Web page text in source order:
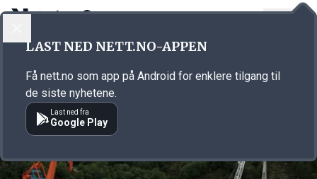
Annonsørinnhold
LAST NED NETT.NO-APPEN
Få nett.no som app på Android for enklere tilgang til
de siste nyhetene.
Last ned fra
Google Play